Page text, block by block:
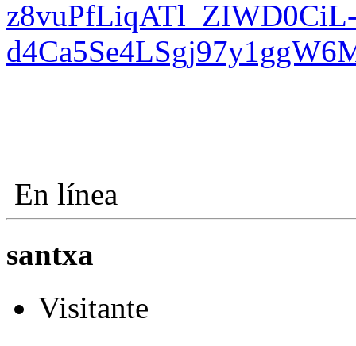
En línea
santxa
Visitante